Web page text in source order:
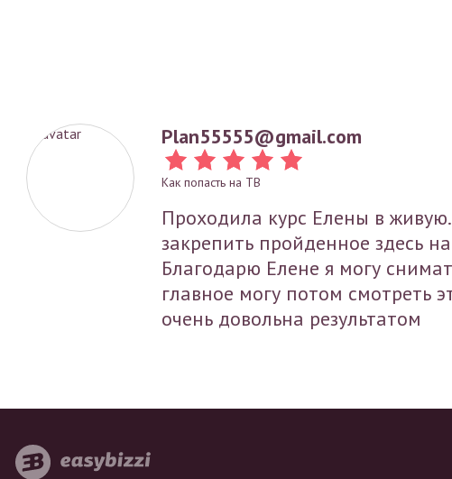
Plan55555@gmail.com
Как попасть на ТВ
Проходила курс Елены в
закрепить пройденное здесь
Благодарю Елене я могу
главное могу потом смотреть
очень довольна результатом